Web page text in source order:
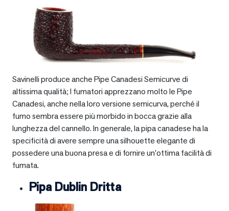
Savinelli produce anche Pipe Canadesi Semicurve di
altissima qualità; I fumatori apprezzano molto le Pipe
Canadesi, anche nella loro versione semicurva, perché il
fumo sembra essere più morbido in bocca grazie alla
lunghezza del cannello. In generale, la pipa canadese ha la
specificità di avere sempre una silhouette elegante di
possedere una buona presa e di fornire un’ottima facilità di
fumata.
Pipa Dublin Dritta